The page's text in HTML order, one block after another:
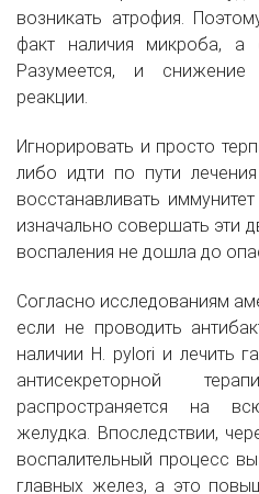
возникать атрофия.
факт наличия микроба, а
Разумеется, и снижение
реакции.
Игнорировать и просто
либо идти по пути
восстанавливать
изначально совершать эти
воспаления не дошла до
Согласно исследованиям
если не проводить
наличии H. pylori и лечить
антисекреторной
распространяется на
желудка. Впоследствии,
воспалительный процесс
главных желез, а это